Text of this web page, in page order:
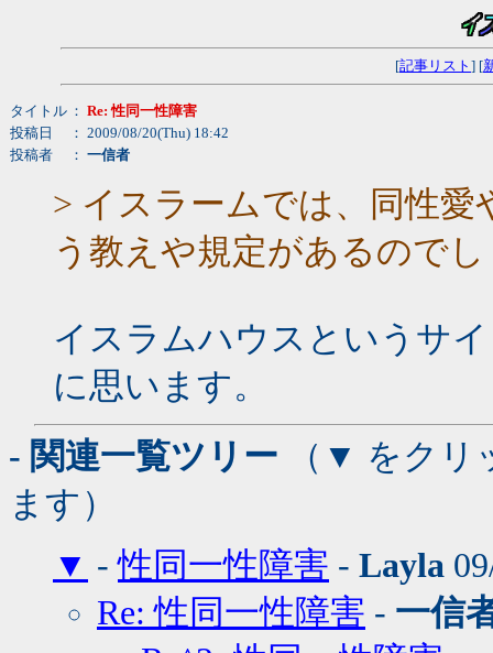
[記事リスト ] [
タイトル ： Re: 性同一性障害
投稿日
： 2009/08/20(Thu) 18:42
投稿者
： 一信者
> イスラームでは、同性
う教えや規定があるので
イスラムハウスというサ
に思います。
- 関連一覧ツリー （▼ をクリ
ます）
▼ -性同一性障害 - Layla
Re: 性同一性障害 - 一信